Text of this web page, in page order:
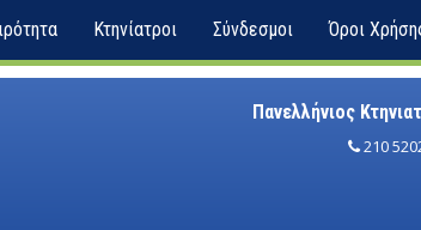
Κτηνίατροι Σύνδεσμοι Όροι
Πανελλήνιος
210